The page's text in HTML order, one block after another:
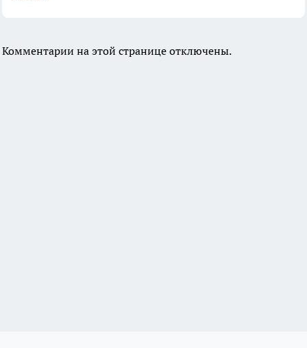
Комментарии на этой странице отключены.